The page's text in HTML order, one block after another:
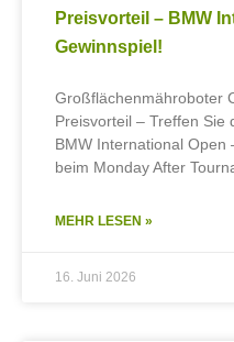
Preisvorteil – BMW
Gewinnspiel!
Großflächenmähroboter
Preisvorteil – Treffen Sie
BMW International Open
beim Monday After
MEHR LESEN »
16. Juni 2026